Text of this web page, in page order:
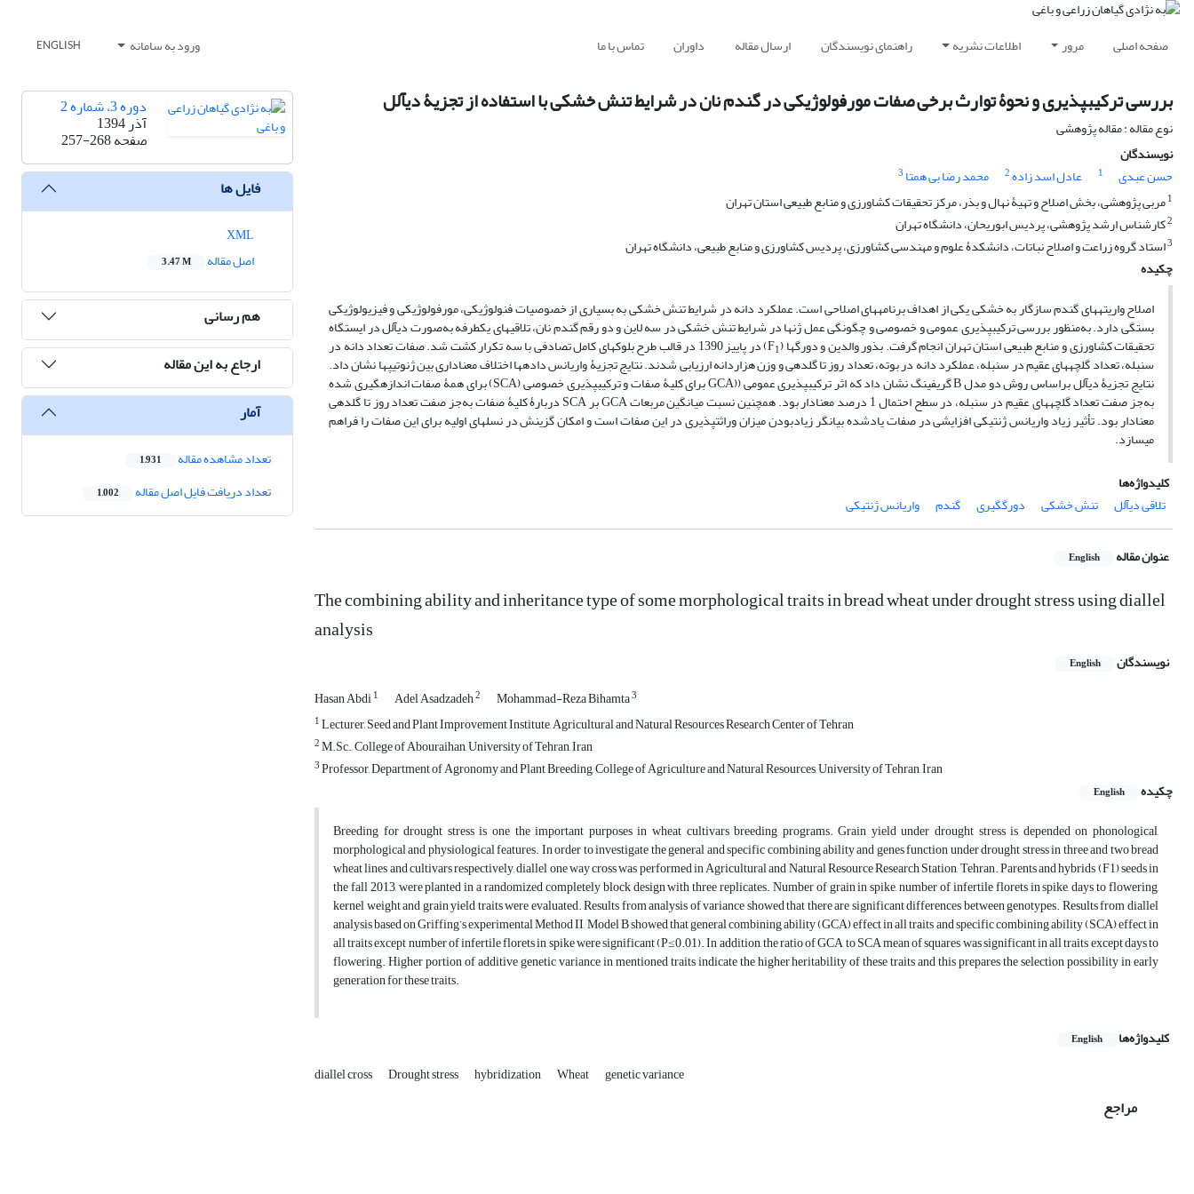
صفحه اصلی مرور اطلاعات نشریه راهنمای نویسندگان ارسال مقاله داوران تماس با ما ورود به سامانه ENGLISH
بررسی ترکیب‏پذیری و نحوۀ توارث برخی صفات مورفولوژیکی در گندم نان در شرایط تنش خشکی با استفاده از تجزیۀ دی‏آلل
نوع مقاله : مقاله پژوهشی
نویسندگان
حسن عبدی
1 عادل اسد زاده2 محمد رضا بی همتا 3
1مربی پژوهشی، بخش اصلاح و تهیۀ نهال و بذر، مرکز تحقیقات کشاورزی و منابع طبیعی استان تهران
2کارشناس ارشد پژوهشی، پردیس ابوریحان، دانشگاه تهران
3استاد گروه زراعت و اصلاح نباتات، دانشکدۀ علوم و مهندسی کشاورزی، پردیس کشاورزی و منابع طبیعی، دانشگاه تهران
چکیده
اصلاح واریته‏های گندم سازگار به خشکی یکی از اهداف برنامه‏های اصلاحی است. عملکرد دانه در شرایط تنش خشکی به بسیاری از خصوصیات فنولوژیکی، مورفولوژیکی و فیزیولوژیکی
بستگی دارد. به‌منظور بررسی ترکیب‏پذیری عمومی و خصوصی و چگونگی عمل ژن‏ها در شرایط تنش ‏خشکی در سه لاین و دو رقم گندم نان، تلاقی‏های یک‏طرفه به‌صورت دی‏آلل در ایستگاه
تحقیقات کشاورزی و منابع طبیعی استان تهران انجام گرفت. بذور والدین و دورگ‏ها (F1 ) در پاییز 1390 در قالب طرح بلوک‏های کامل تصادفی با سه تکرار کشت شد. صفات تعداد دانه در
سنبله، تعداد گلچه‏های عقیم در سنبله، عملکرد دانه در بوته، تعداد روز تا گلدهی و وزن هزاردانه ‌ارزیابی شدند. نتایج تجزیۀ واریانس داده‏ها اختلاف معنا‏داری بین ژنوتیپ‏ها نشان داد.
نتایج تجزیۀ دی‏آلل براساس روش دو مدل B گریفینگ نشان داد که اثر ترکیب‏پذیری عمومی ((GCA برای کلیۀ صفات و ترکیب‏پذیری خصوصی (SCA) برای همۀ صفات اندازه‏گیری شده
به‌جز‌ صفت تعداد گلچه‏های عقیم در سنبله، در سطح احتمال 1 درصد معنا‏دار بود. همچنین نسبت میانگین مربعات GCA بر SCA دربارۀ کلیۀ صفات به‌جز‌ صفت تعداد روز تا گلدهی
معنا‏دار بود. تأثیر زیاد واریانس ژنتیکی افزایشی در صفات یادشده بیانگر زیاد‌بودن میزان وراثت‏پذیری در این صفات است و امکان گزینش در نسل‏های اولیه برای این صفات را فراهم
می‏سازد.
کلیدواژه‌ها
تلاقی دی‏آلل
تنش خشکی دورگ‏گیری گندم واریانس ژنتیکی
عنوان مقاله English
The combining ability and inheritance type of some morphological traits in bread wheat under drought stress using diallel
analysis
نویسندگان English
Hasan Abdi1 Adel Asadzadeh2 Mohammad-Reza Bihamta3
1Lecturer, Seed and Plant Improvement Institute, Agricultural and Natural Resources Research Center of Tehran
2M.Sc., College of Abouraihan, University of Tehran, Iran
3Professor, Department of Agronomy and Plant Breeding, College of Agriculture and Natural Resources, University of Tehran, Iran
چکیده
English
Breeding for drought stress is one the important purposes in wheat cultivars breeding programs. Grain yield under drought stress is depended on phonological,
morphological and physiological features. In order to investigate the general and specific combining ability and genes function under drought stress in three and two bread
wheat lines and cultivars respectively, diallel one way cross was performed in Agricultural and Natural Resource Research Station, Tehran. Parents and hybrids (F1) seeds in
the fall 2013, were planted in a randomized completely block design with three replicates. Number of grain in spike, number of infertile florets in spike, days to flowering,
kernel weight and grain yield traits were evaluated. Results from analysis of variance showed that there are significant differences between genotypes. Results from diallel
analysis based on Griffing’s experimental Method II, Model B showed that general combining ability (GCA) effect in all traits and specific combining ability (SCA) effect in
all traits except number of infertile florets in spike were significant (P≤0.01). In addition, the ratio of GCA to SCA mean of squares was significant in all traits except days to
flowering. Higher portion of additive genetic variance in mentioned traits indicate the higher heritability of these traits and this prepares the selection possibility in early
generation for these traits.
کلیدواژه‌ها English
diallel cross Drought stress hybridization Wheat genetic variance
مراجع
دوره 3، شماره 2
آذر 1394
صفحه257-268
فایل ها
اصل مقاله
3.47 M
هم رسانی
ارجاع به این مقاله
آمار
تعداد مشاهده مقاله 1,931
تعداد دریافت فایل اصل مقاله 1,002